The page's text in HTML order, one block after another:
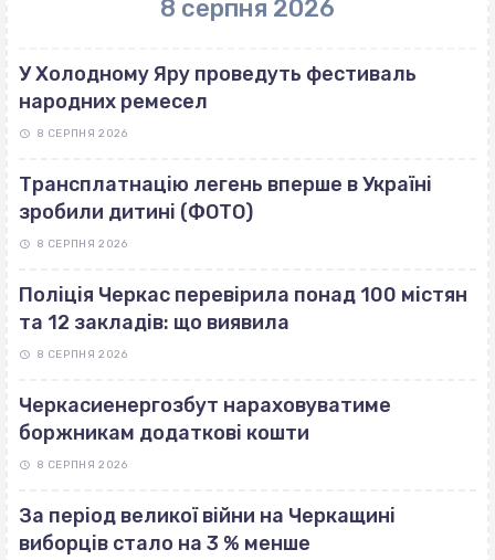
8 серпня 2026
У Холодному Яру проведуть фестиваль
народних ремесел
8 СЕРПНЯ 2026
Трансплатнацію легень вперше в Україні
зробили дитині (ФОТО)
8 СЕРПНЯ 2026
Поліція Черкас перевірила понад 100 містян
та 12 закладів: що виявила
8 СЕРПНЯ 2026
Черкасиенергозбут нараховуватиме
боржникам додаткові кошти
8 СЕРПНЯ 2026
За період великої війни на Черкащині
виборців стало на 3 % менше